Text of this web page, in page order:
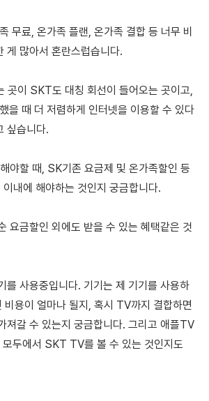
무료, 온가족 플랜, 온가족 결합 등 너무 비
게 많아서 혼란스럽습니다.
곳이 SKT도 대칭 회선이 들어오는 곳이고,
을 때 더 저렴하게 인터넷을 이용할 수 있다
싶습니다.
야할 때, SK기존 요금제 및 온가족할인 등
내에 해야하는 것인지 궁금합니다.
요금할인 외에도 받을 수 있는 혜택같은 것
를 사용중입니다. 기기는 제 기기를 사용하
용이 얼마나 될지, 혹시 TV까지 결합하면
져갈 수 있는지 궁금합니다. 그리고 애플TV
두에서 SKT TV를 볼 수 있는 것인지도